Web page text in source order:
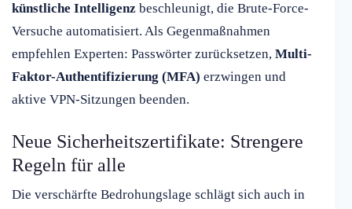
künstliche Intelligenz beschleunigt, die Brute-Force-
Versuche automatisiert. Als Gegenmaßnahmen
empfehlen Experten: Passwörter zurücksetzen, Multi-
Faktor-Authentifizierung (MFA) erzwingen und
aktive VPN-Sitzungen beenden.
Neue Sicherheitszertifikate: Strengere
Regeln für alle
Die verschärfte Bedrohungslage schlägt sich auch in